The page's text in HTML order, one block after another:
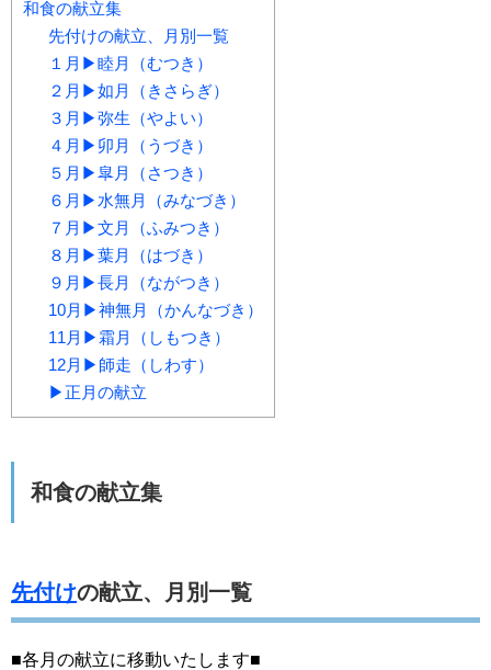
和食の献立集
先付けの献立、月別一覧
１月▶睦月（むつき）
２月▶如月（きさらぎ）
３月▶弥生（やよい）
４月▶卯月（うづき）
５月▶皐月（さつき）
６月▶水無月（みなづき）
７月▶文月（ふみつき）
８月▶葉月（はづき）
９月▶長月（ながつき）
10月▶神無月（かんなづき）
11月▶霜月（しもつき）
12月▶師走（しわす）
▶正月の献立
和食の献立集
先付けの献立、月別一覧
■各月の献立に移動いたします■